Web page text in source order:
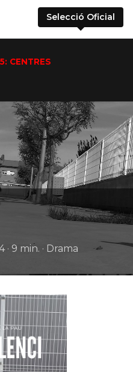
Selecció Oficial
CENTRES
9 min. · Drama